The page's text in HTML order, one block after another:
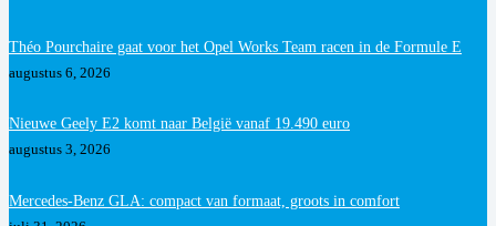
Théo Pourchaire gaat voor het Opel Works Team racen in de Formule E
augustus 6, 2026
Nieuwe Geely E2 komt naar België vanaf 19.490 euro
augustus 3, 2026
Mercedes-Benz GLA: compact van formaat, groots in comfort